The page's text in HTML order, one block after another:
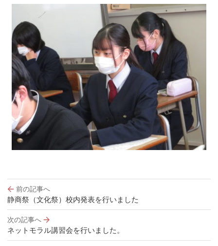
投
稿
ナ
ビ
ゲ
ー
前の記事へ
静商祭（文化祭）校内発表を行いました
次の記事へ
ネットモラル講習会を行いました。